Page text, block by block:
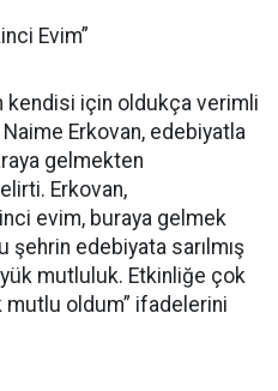
Evim”
için oldukça verimli
Erkovan, edebiyatla
gelmekten
Erkovan,
evim, buraya gelmek
şehrin edebiyata sarılmış
mutluluk. Etkinliğe çok
mutlu oldum” ifadelerini